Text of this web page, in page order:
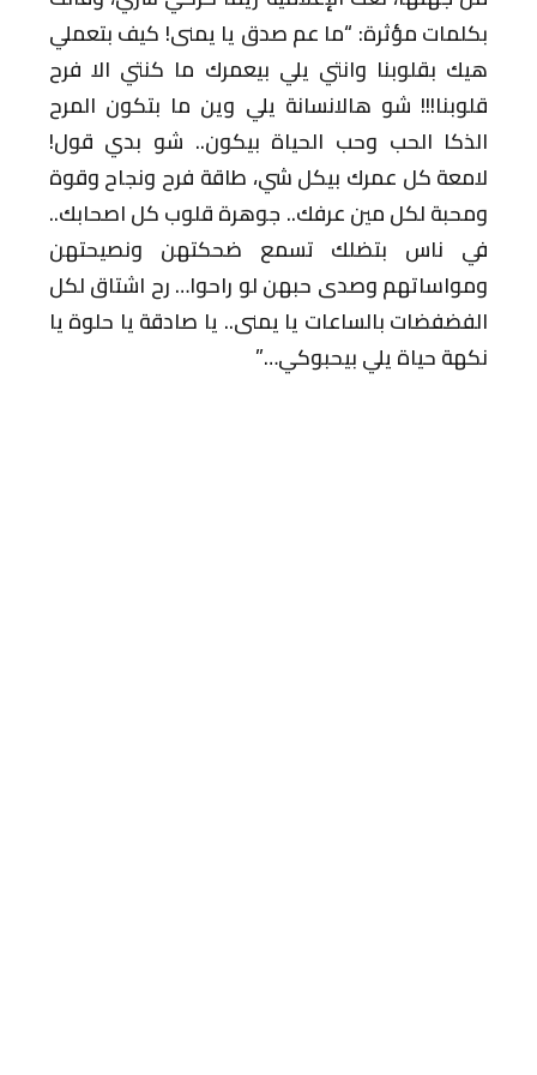
بكلمات مؤثرة: “ما عم صدق يا يمنى! كيف بتعملي
هيك بقلوبنا وانتي يلي بيعمرك ما كنتي الا فرح
قلوبنا!!! شو هالانسانة يلي وين ما بتكون المرح
الذكا الحب وحب الحياة بيكون.. شو بدي قول!
لامعة كل عمرك بيكل شي، طاقة فرح ونجاح وقوة
ومحبة لكل مين عرفك.. جوهرة قلوب كل اصحابك..
في ناس بتضلك تسمع ضحكتهن ونصيحتهن
ومواساتهم وصدى حبهن لو راحوا… رح اشتاق لكل
الفضفضات بالساعات يا يمنى.. يا صادقة يا حلوة يا
نكهة حياة يلي بيحبوكي…”